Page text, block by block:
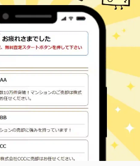
分
600 万円
延徳
徒歩13分
160 万円 ㎡
10 万円
信州中野
徒歩6分
400 万円
徒歩10分
250
徒歩12分
195
徒歩14分
900
980 万円 240 ㎡
800 万円
信州中野
徒歩-分